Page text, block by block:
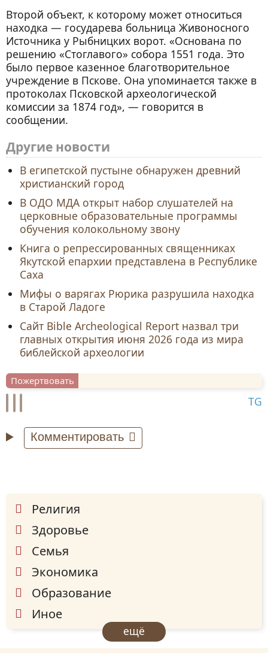
Второй объект, к которому может относиться
находка — государева больница Живоносного
Источника у Рыбницких ворот. «Основана по
решению «Стоглавого» собора 1551 года. Это
было первое казенное благотворительное
учреждение в Пскове. Она упоминается также в
протоколах Псковской археологической
комиссии за 1874 год», — говорится в
сообщении.
Другие новости
В египетской пустыне обнаружен древний
христианский город
В ОДО МДА открыт набор слушателей на
церковные образовательные программы
обучения колокольному звону
Книга о репрессированных священниках
Якутской епархии представлена в Республике
Саха
Мифы о варягах Рюрика разрушила находка
в Старой Ладоге
Сайт Bible Archeological Report назвал три
главных открытия июня 2026 года из мира
библейской археологии
Пожертвовать
TG
Комментировать
Религия
Здоровье
Семья
Экономика
Образование
Иное
ещё